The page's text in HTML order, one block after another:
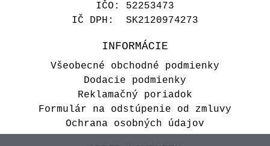
IČO: 52253473
IČ DPH: SK2120974273
INFORMÁCIE
Všeobecné obchodné podmienky
Dodacie podmienky
Reklamačný poriadok
Formulár na odstúpenie od zmluvy
Ochrana osobných údajov